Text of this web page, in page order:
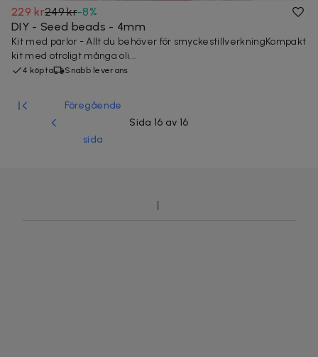
229 kr249 kr-8%
DIY - Seed beads - 4mm
Kit med pärlor - Allt du behöver för smyckestillverkningKompakt
kit med otroligt många oli...
4 köpta Snabb leverans
Föregående
sida
Sida 16 av 16